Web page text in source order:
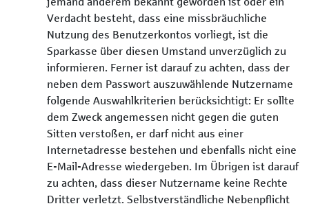
Verdacht besteht, dass eine missbräuchliche
Nutzung des Benutzerkontos vorliegt, ist die
Sparkasse über diesen Umstand unverzüglich zu
informieren. Ferner ist darauf zu achten, dass der
neben dem Passwort auszuwählende Nutzername
folgende Auswahlkriterien berücksichtigt: Er sollte
dem Zweck angemessen nicht gegen die guten
Sitten verstoßen, er darf nicht aus einer
Internetadresse bestehen und ebenfalls nicht eine
E-Mail-Adresse wiedergeben. Im Übrigen ist darauf
zu achten, dass dieser Nutzername keine Rechte
Dritter verletzt. Selbstverständliche Nebenpflicht